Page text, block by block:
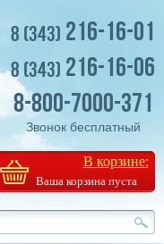
8 (343) 216-16-01
8 (343) 216-16-06
8-800-7000-371
Звонок бесплатный
В корзине:
Ваша корзина пуста